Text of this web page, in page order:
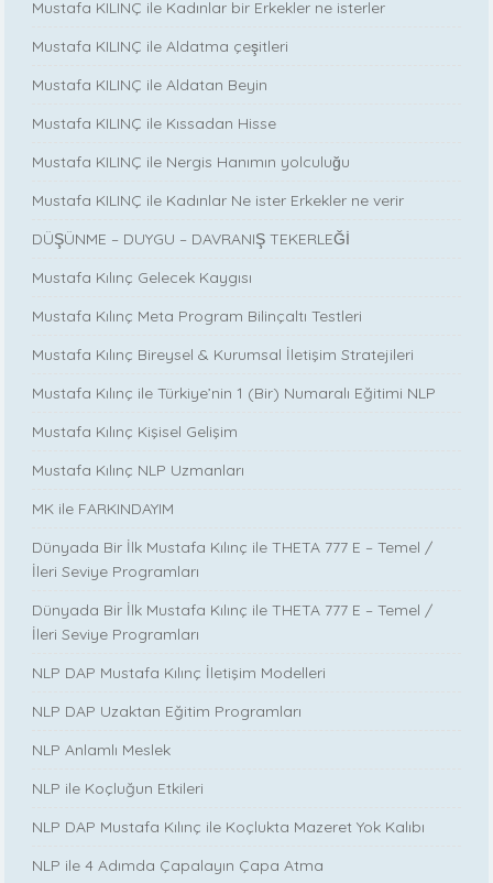
Mustafa KILINÇ ile Kadınlar bir Erkekler ne isterler
Mustafa KILINÇ ile Aldatma çeşitleri
Mustafa KILINÇ ile Aldatan Beyin
Mustafa KILINÇ ile Kıssadan Hisse
Mustafa KILINÇ ile Nergis Hanımın yolculuğu
Mustafa KILINÇ ile Kadınlar Ne ister Erkekler ne verir
DÜŞÜNME – DUYGU – DAVRANIŞ TEKERLEĞİ
Mustafa Kılınç Gelecek Kaygısı
Mustafa Kılınç Meta Program Bilinçaltı Testleri
Mustafa Kılınç Bireysel & Kurumsal İletişim Stratejileri
Mustafa Kılınç ile Türkiye’nin 1 (Bir) Numaralı Eğitimi NLP
Mustafa Kılınç Kişisel Gelişim
Mustafa Kılınç NLP Uzmanları
MK ile FARKINDAYIM
Dünyada Bir İlk Mustafa Kılınç ile THETA 777 E – Temel /
İleri Seviye Programları
Dünyada Bir İlk Mustafa Kılınç ile THETA 777 E – Temel /
İleri Seviye Programları
NLP DAP Mustafa Kılınç İletişim Modelleri
NLP DAP Uzaktan Eğitim Programları
NLP Anlamlı Meslek
NLP ile Koçluğun Etkileri
NLP DAP Mustafa Kılınç ile Koçlukta Mazeret Yok Kalıbı
NLP ile 4 Adımda Çapalayın Çapa Atma